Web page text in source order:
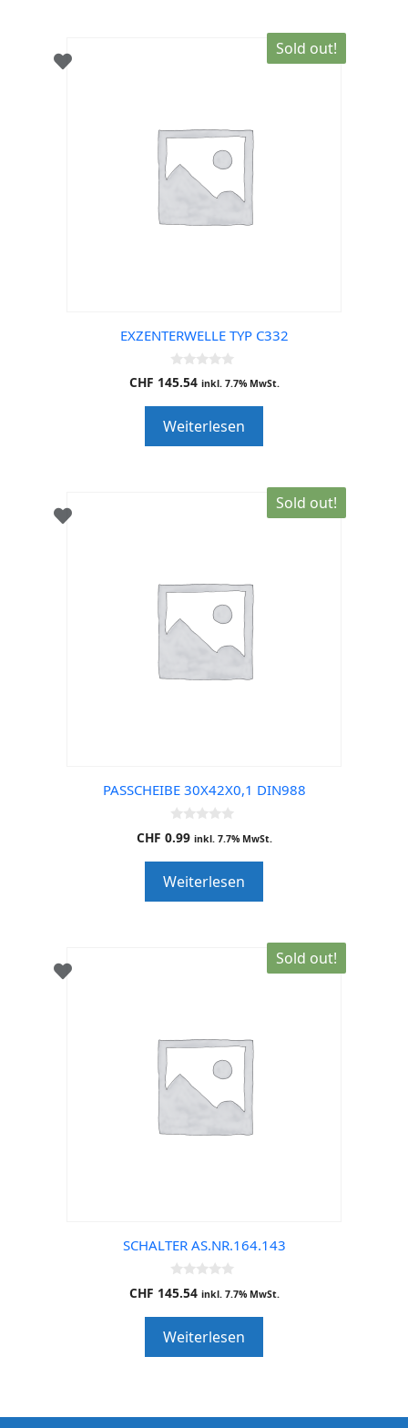
Sold out!
EXZENTERWELLE TYP C332
0
o
o
f
5
CHF 145.54 inkl. 7.7% MwSt.
Weiterlesen
Sold out!
PASSCHEIBE 30X42X0,1 DIN988
0
o
o
f
5
CHF 0.99 inkl. 7.7% MwSt.
Weiterlesen
Sold out!
SCHALTER AS.NR.164.143
0
o
o
f
5
CHF 145.54 inkl. 7.7% MwSt.
Weiterlesen